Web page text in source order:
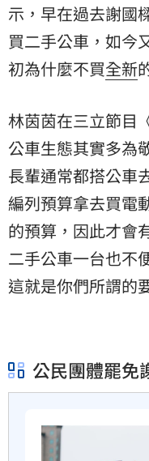
示，早在過去謝國
買二手公車，如今
初為什麼不買全新
林茵茵在三立節目
公車生態其實多為
長輩通常都搭公車
編列預算拿去買電
的預算，因此才會
二手公車一台也不
這就是你們所謂的
公民團體罷免